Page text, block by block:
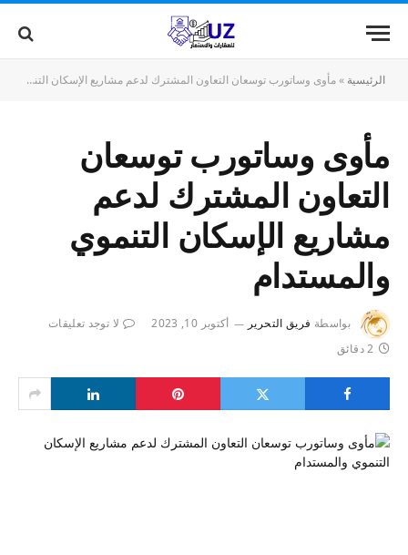
الرئيسية »مأوى وساتورب توسعان التعاون المشترك لدعم مشاريع الإسكان التنموي والمستدام
مأوى وساتورب توسعان
التعاون المشترك لدعم
مشاريع الإسكان التنموي
والمستدام
بواسطة فريق التحرير أكتوبر 10, 2023
لا توجد تعليقات
2 دقائق